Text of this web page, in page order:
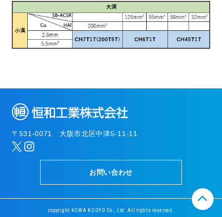
〒531-0071 大阪市北区中津5-11-11
お問い合わせ
copyright KOWA KOGYO Co., Ltd. All rights reserved.